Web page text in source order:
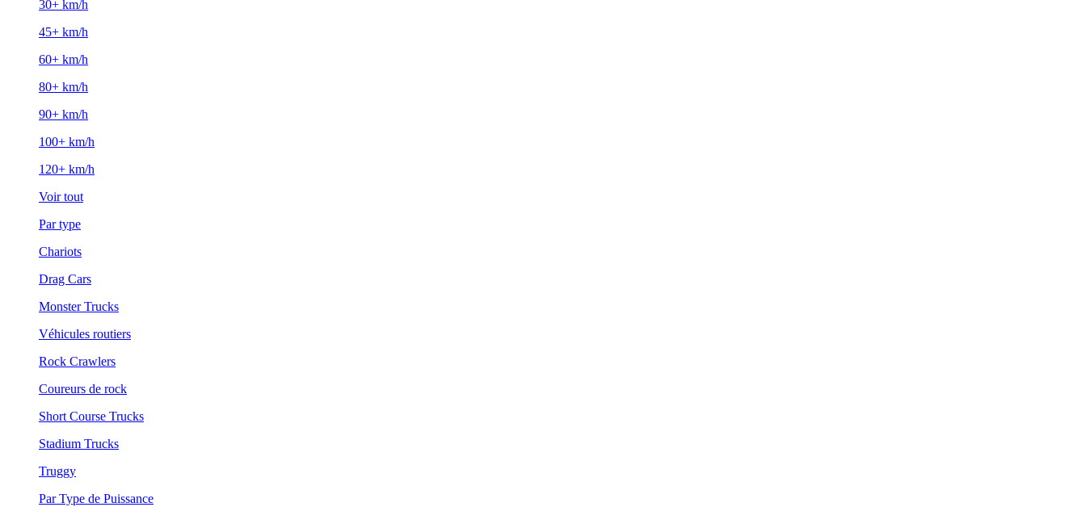
30+ km/h
45+ km/h
60+ km/h
80+ km/h
90+ km/h
100+ km/h
120+ km/h
Voir tout
Par type
Chariots
Drag Cars
Monster Trucks
Véhicules routiers
Rock Crawlers
Coureurs de rock
Short Course Trucks
Stadium Trucks
Truggy
Par Type de Puissance